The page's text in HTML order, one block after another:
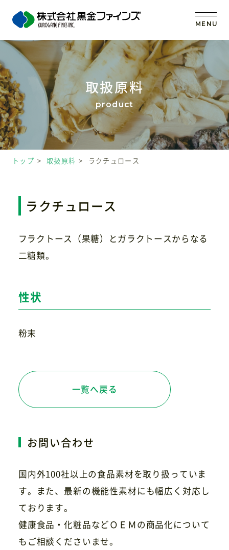
MENU
トップ
当社の強み
事業内容
取扱原料
取扱原料
トップ 取扱原料 ラクチュロース
ラクチュロース
フラクトース（果糖）とガラクトースからなる
二糖類。
性状
粉末
一覧へ戻る
お問い合わせ
国内外100社以上の食品素材を取り扱っていま
す。また、最新の機能性素材にも幅広く対応し
ております。
健康食品・化粧品などＯＥＭの商品化について
もご相談くださいませ。